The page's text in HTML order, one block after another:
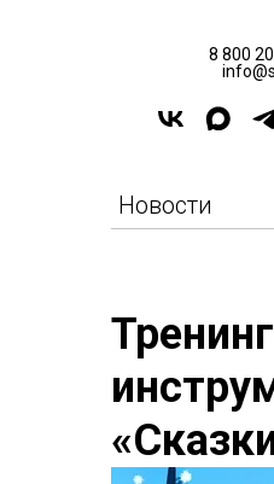
8 800
Новости